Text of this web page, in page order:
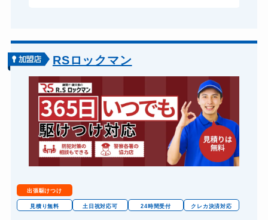
RSロックマン
出張駆けつけ
見積り無料 土日祝対応可 24時間受付 クレカ決済対応